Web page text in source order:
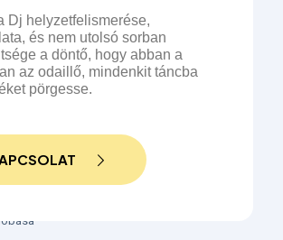
Dj helyzetfelismerése,
és nem utolsó sorban
a döntő, hogy abban a
az odaillő, mindenkit táncba
pörgesse.